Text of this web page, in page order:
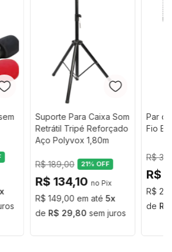
para deixar do jeito que
regulando a altura do
articulado para celular.
para Celular
universal
Suporte Para Caixa Som
Retrátil Tripé Reforçado
Aço Polyvox 1,80m
21% OFF
R$ 189,00
R$ 134,10
R$ 149,00
5
R$ 29,80 sem juros
Par
Fio
R$
R$
R$